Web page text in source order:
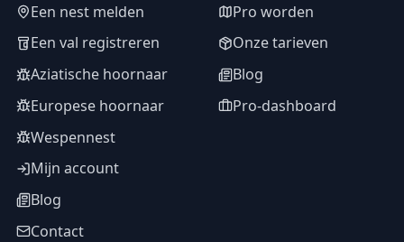
Een nest melden
Een val registreren
Aziatische hoornaar
Europese hoornaar
Wespennest
Mijn account
Blog
Contact
Pro worden
Onze tarieven
Blog
Pro-dashboard